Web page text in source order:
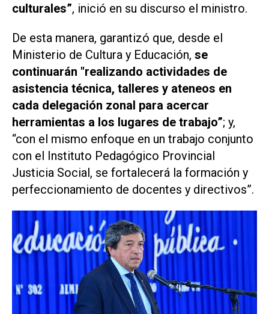
culturales”, inició en su discurso el ministro.
De esta manera, garantizó que, desde el
Ministerio de Cultura y Educación, se
continuarán "realizando actividades de
asistencia técnica, talleres y ateneos en
cada delegación zonal para acercar
herramientas a los lugares de trabajo”; y,
“con el mismo enfoque en un trabajo conjunto
con el Instituto Pedagógico Provincial
Justicia Social, se fortalecerá la formación y
perfeccionamiento de docentes y directivos”.